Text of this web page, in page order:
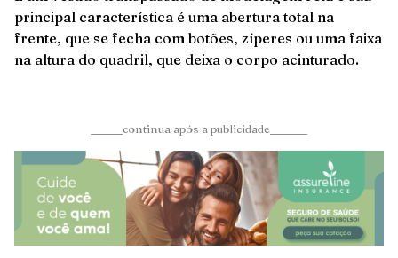
principal característica é uma abertura total na
frente, que se fecha com botões, zíperes ou uma faixa
na altura do quadril, que deixa o corpo acinturado.
______continua após a publicidade_______